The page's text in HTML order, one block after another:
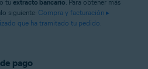
o tu extracto bancario. Para obtener más
siguiente: Compra y facturación ▸
que ha tramitado tu pedido.
pago